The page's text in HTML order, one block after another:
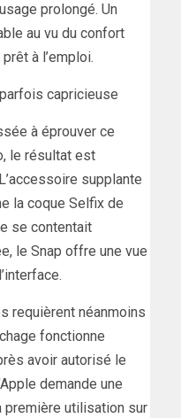
prolongé. Un
au vu du confort
à l’emploi.
capricieuse
à éprouver ce
le résultat est
supplante
la coque Selfix de
se contentait
le Snap offre une vue
requièrent néanmoins
fonctionne
avoir autorisé le
demande une
première utilisation sur